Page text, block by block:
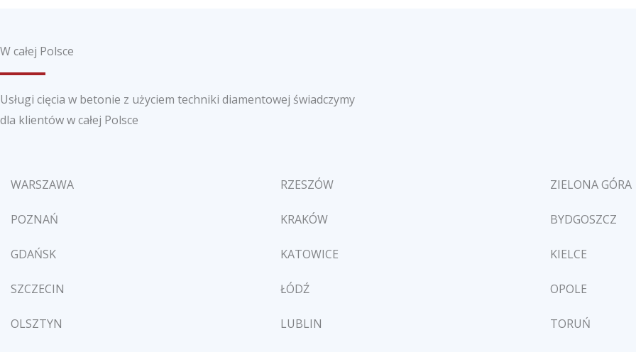
W całej Polsce
Usługi cięcia w betonie z użyciem techniki diamentowej świadczymy
dla klientów w całej Polsce
WARSZAWA
POZNAŃ
GDAŃSK
SZCZECIN
OLSZTYN
RZESZÓW
KRAKÓW
KATOWICE
ŁÓDŹ
LUBLIN
ZIELONA GÓRA
BYDGOSZCZ
KIELCE
OPOLE
TORUŃ